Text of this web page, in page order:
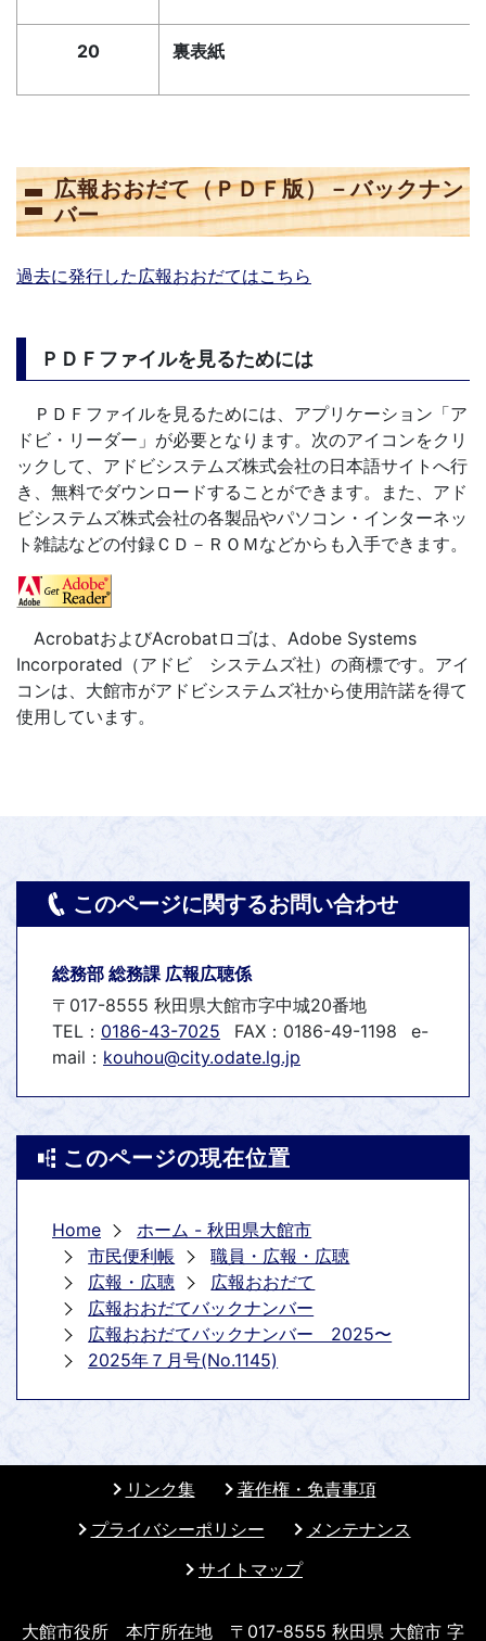
20 裏表紙
広報おおだて（ＰＤＦ版）－バックナン
バー
過去に発行した広報おおだてはこちら
ＰＤＦファイルを見るためには
ＰＤＦファイルを見るためには、アプリケーション「ア
ドビ・リーダー」が必要となります。次のアイコンをクリ
ックして、アドビシステムズ株式会社の日本語サイトへ行
き、無料でダウンロードすることができます。また、アド
ビシステムズ株式会社の各製品やパソコン・インターネッ
ト雑誌などの付録ＣＤ－ＲＯＭなどからも入手できます。
AcrobatおよびAcrobatロゴは、Adobe Systems
Incorporated（アドビ システムズ社）の商標です。アイ
コンは、大館市がアドビシステムズ社から使用許諾を得て
使用しています。
このページに関するお問い合わせ
総務部 総務課 広報広聴係
〒017-8555 秋田県大館市字中城20番地
TEL： 0186-43-7025 FAX：0186-49-1198
e-
mail： kouhou@city.odate.lg.jp
このページの現在位置
Home
ホーム - 秋田県大館市
市民便利帳
職員・広報・広聴
広報・広聴
広報おおだて
広報おおだてバックナンバー
広報おおだてバックナンバー 2025〜
2025年７月号(No.1145)
リンク集
著作権・免責事項
プライバシーポリシー
メンテナンス
サイトマップ
大館市役所 本庁所在地 〒017-8555 秋田県 大館市 字